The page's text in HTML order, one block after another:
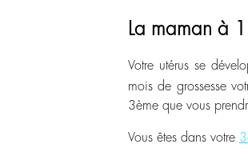
La maman à
Votre utérus se
mois de grossesse
3ème que vous
Vous êtes dans votre